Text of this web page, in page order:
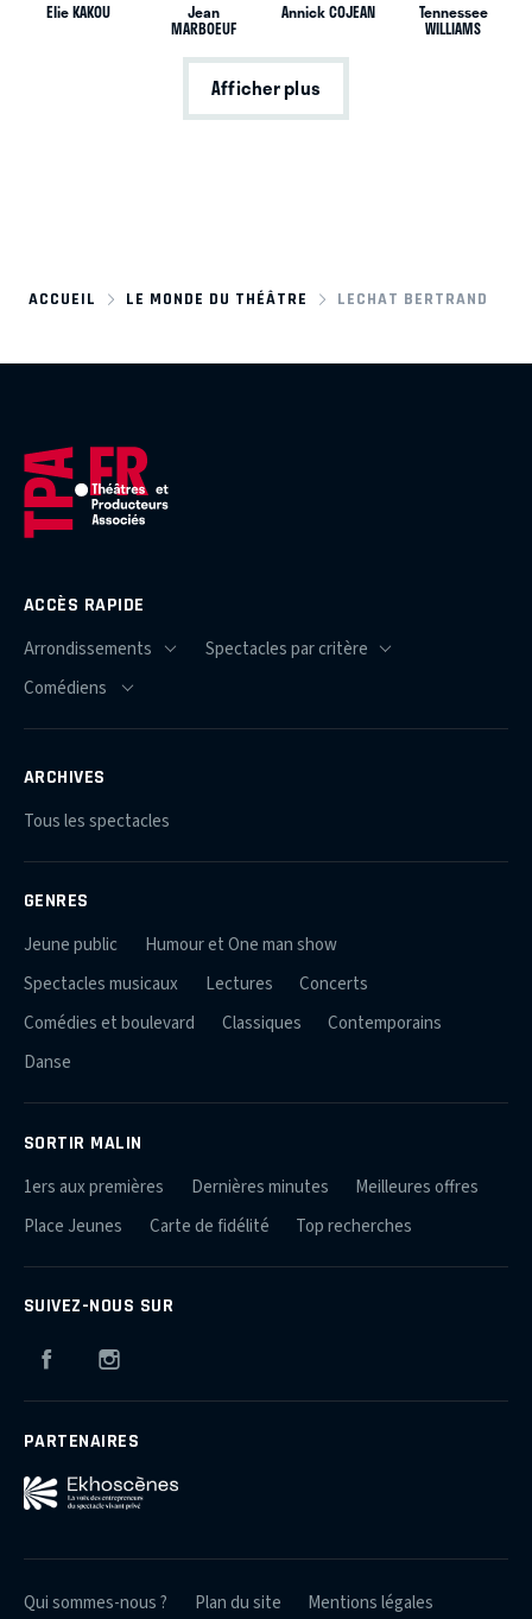
Elie KAKOU Jean
MARBOEUF
Annick COJEAN Tennessee
WILLIAMS
Afficher plus
ACCUEIL LE MONDE DU THÉÂTRE LECHAT BERTRAND
ACCÈS RAPIDE
ARCHIVES
Tous les spectacles
GENRES
Jeune public
Humour et One man show
Spectacles musicaux
Lectures
Concerts
Comédies et boulevard
Classiques
Contemporains
Danse
SORTIR MALIN
1ers aux premières Dernières minutes
Meilleures offres
Place Jeunes
Carte de fidélité Top recherches
SUIVEZ-NOUS SUR
Facebook
PARTENAIRES
Qui sommes-nous ? Plan du site Mentions légales